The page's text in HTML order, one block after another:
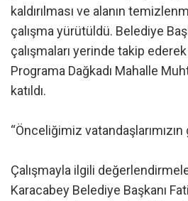
kaldırılması ve alanın
çalışma yürütüldü. Belediye
çalışmaları yerinde takip
Programa Dağkadı Mahalle
katıldı.
“Önceliğimiz vatandaşlarımızın
Çalışmayla ilgili
Karacabey Belediye Başkanı